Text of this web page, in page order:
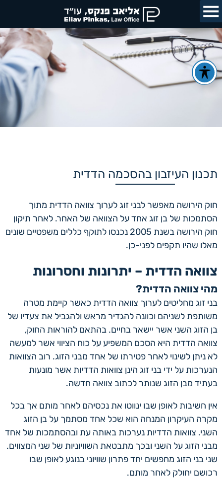
תכנון העיזבון בהסכמה הדדית
חוק הירושה מאפשר לבני זוג לערוך צוואה הדדית מתוך
הסתמכות של בן זוג אחד על הצוואה של האחר. לאחר תיקון
חוק הירושה בשנת 2005 נכנסו לתוקף כללים משפטיים שונים
מאלו שהיו תקפים לפני-כן.
צוואה הדדית – יתרונות וחסרונות
מהי צוואה הדדית?
בני זוג מחליטים לערוך צוואה הדדית כאשר קיימת מטרה
משותפת לשניהם וכוונה להגדיר מראש ולהגביל את צעדיו של
בן הזוג השני אשר יישאר בחיים. בהתאם להוראות החוק,
צוואה הדדית היא הסכם המשפיע על כוח הציווי אשר למעשה
לא ניתן לשינוי לאחר פטירתו של אחד מבני הזוג. רוב הצוואות
הנערכות על ידי בני זוג הינן צוואות הדדיות אשר מונעות
בעתיד מבן הזוג שנותר לכתוב צוואה חדשה.
אין חשיבות לאופן שבו ינווטו את נכסיהם לאחר מותם אך בכל
מקרה העיקרון המנחה הוא שכל אחד מסתמך על בן הזוג
השני. צוואות הדדיות נערכות באותה עת ובהסתמכות של אחד
מבני הזוג על השני ובכך מתבטאת השוויוניות של שני המצווים.
שני בני הזוג מחפשים יחד פתרון שוויוני בנוגע לאופן שבו
רכושם יחולק לאחר מותם.